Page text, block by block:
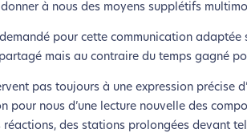
donner à nous des moyens supplétifs
pour cette communication adaptée
mais au contraire du temps gagné
pas toujours à une expression
pour nous d’une lecture nouvelle des
réactions, des stations prolongées devant